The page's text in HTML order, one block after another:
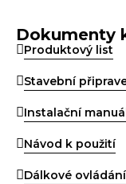
Dokumenty
Produktový list
Stavební
Instalační manuál
Návod k použití
Dálkové